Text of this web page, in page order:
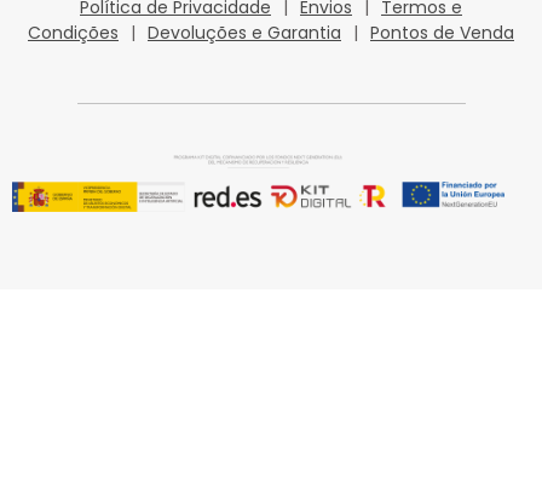
Política de Privacidade | Envios | Termos e
Condições | Devoluções e Garantia | Pontos de Venda